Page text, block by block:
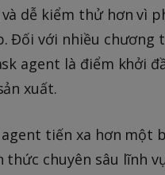
dễ kiểm thử hơn vì
Đối với nhiều chương
agent là điểm khởi
xuất.
tiến xa hơn một
thức chuyên sâu lĩnh